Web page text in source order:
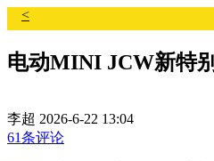
<
电动MINI JCW新特
李超 2026-6-22 13:04
61条评论